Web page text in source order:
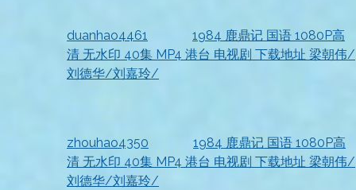
duanhao4461
1984 鹿鼎记 国语 1080P高
清 无水印 40集 MP4 港台 电视剧 下载地址 梁朝伟/
刘德华/刘嘉玲/
zhouhao4350
1984 鹿鼎记 国语 1080P高
清 无水印 40集 MP4 港台 电视剧 下载地址 梁朝伟/
刘德华/刘嘉玲/